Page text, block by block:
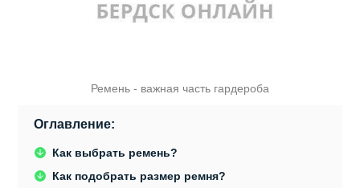
Ремень - важная часть гардероба
Оглавление:
Как выбрать ремень?
Как подобрать размер ремня?